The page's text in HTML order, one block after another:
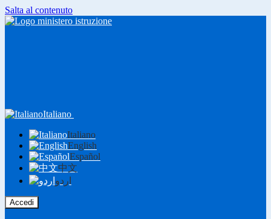
Salta al contenuto
Italiano
Italiano
English
Español
中文
اردو
Accedi